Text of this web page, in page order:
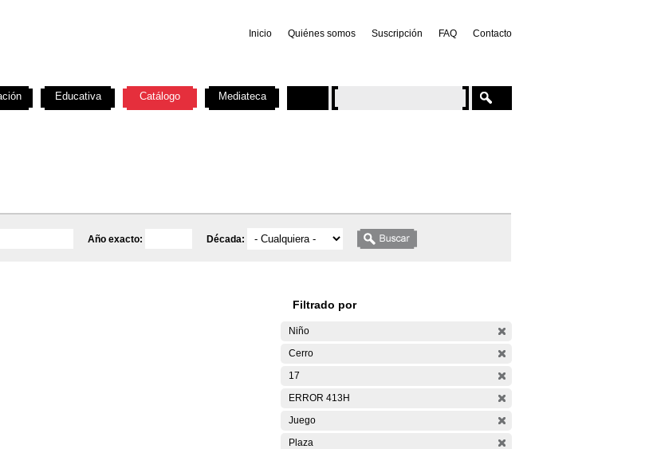
Inicio Quiénes somos Suscripción FAQ Contacto
Año exacto: Década:
Filtrado por
Niño
Cerro
17
ERROR 413H
Juego
Plaza
Educativa Catálogo Mediateca